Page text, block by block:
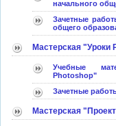
начального
Зачетные
общего
Мастерская "Уроки
Учебные
Photoshop"
Зачетные
Мастерская